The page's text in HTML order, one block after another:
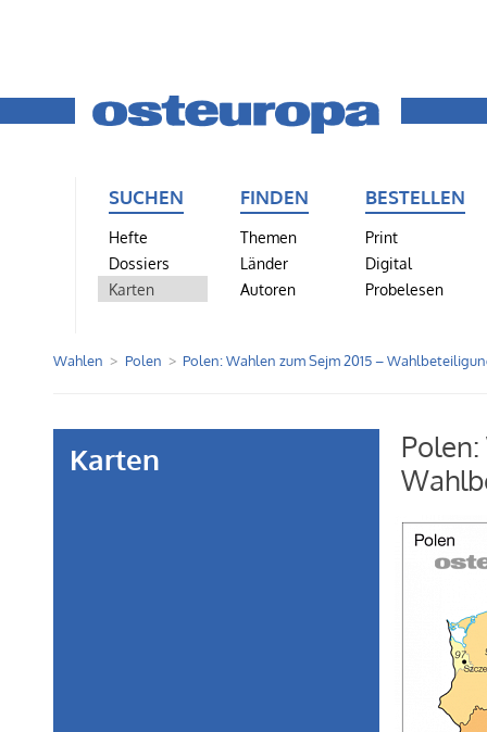
SUCHEN
Hefte
Dossiers
Karten
FINDEN
Themen
Länder
Autoren
BESTELLEN
Print
Digital
Probelesen
Wahlen Polen Polen: Wahlen zum Sejm 2015 –
Karten